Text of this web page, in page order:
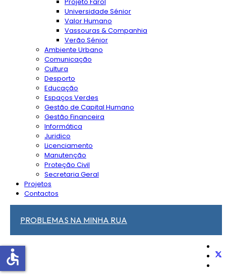
Universidade Sénior
Valor Humano
Vassouras & Companhia
Verão Sénior
Ambiente Urbano
Comunicação
Cultura
Desporto
Educação
Espaços Verdes
Gestão de Capital Humano
Gestão Financeira
Informática
Juridico
Licenciamento
Manutenção
Proteção Civil
Secretaria Geral
Projetos
Contactos
PROBLEMAS NA MINHA RUA
accessible